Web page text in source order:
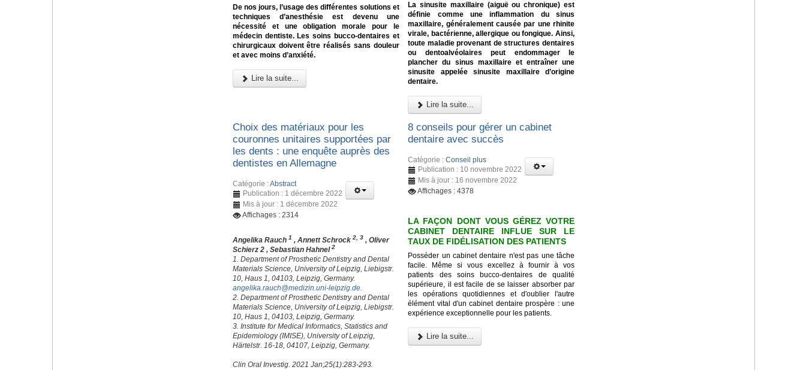
De nos jours, l’usage des différentes solutions et
techniques d’anesthésie est devenu une
nécessité et une obligation morale pour le
médecin dentiste. Les soins bucco-dentaires et
chirurgicaux doivent être réalisés sans douleur
et avec moins d’anxiété.
Lire la suite...
La sinusite maxillaire (aiguë ou chronique) est
définie comme une inflammation du sinus
maxillaire, généralement causée par une rhinite
virale, bactérienne, allergique ou fongique. Ainsi,
toute maladie provenant de structures dentaires
ou dentoalvéolaires peut endommager le
plancher du sinus maxillaire et entraîner une
sinusite appelée sinusite maxillaire d’origine
dentaire.
Lire la suite...
Choix des matériaux pour les
couronnes unitaires supportées par
les dents : une enquête auprès des
dentistes en Allemagne
Catégorie :Abstract
Publication : 1 décembre 2022
Mis à jour : 1 décembre 2022
Affichages : 2314
Angelika Rauch 1 , Annett Schrock 2, 3 , Oliver
Schierz 2 , Sebastian Hahnel2
1. Department of Prosthetic Dentistry and Dental
Materials Science, University of Leipzig, Liebigstr.
10, Haus 1, 04103, Leipzig, Germany.
angelika.rauch@medizin.uni-leipzig.de.
2. Department of Prosthetic Dentistry and Dental
Materials Science, University of Leipzig, Liebigstr.
10, Haus 1, 04103, Leipzig, Germany.
3. Institute for Medical Informatics, Statistics and
Epidemiology (IMISE), University of Leipzig,
Härtelstr. 16-18, 04107, Leipzig, Germany.
Clin Oral Investig. 2021 Jan;25(1):283-293.
8 conseils pour gérer un cabinet
dentaire avec succès
Catégorie :Conseil plus
Publication : 10 novembre 2022
Mis à jour : 16 novembre 2022
Affichages : 4378
LA FAÇON DONT VOUS GÉREZ VOTRE
CABINET DENTAIRE INFLUE SUR LE
TAUX DE FIDÉLISATION DES PATIENTS
Posséder un cabinet dentaire n'est pas une tâche
facile. Même si vous excellez à fournir à vos
patients des soins bucco-dentaires de qualité
supérieure, il est facile de se laisser absorber par
les opérations quotidiennes et d'oublier l'autre
élément vital d'un cabinet dentaire prospère : une
expérience exceptionnelle pour les patients.
Lire la suite...